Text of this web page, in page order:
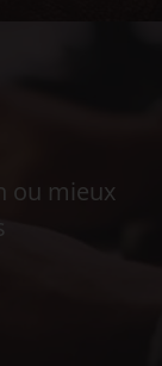
ou mieux